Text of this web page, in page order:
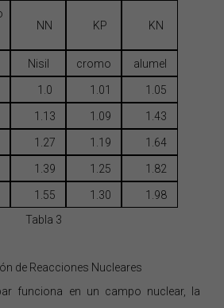
NN KP KN
Nisil cromo alumel
1.0 1.01 1.05
1.13 1.09 1.43
1.27 1.19 1.64
1.39 1.25 1.82
1.55 1.30
1.98
Tabla 3
de Reacciones Nucleares
funciona en un campo nuclear, la